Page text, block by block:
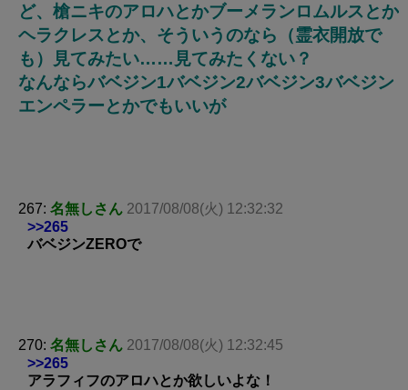
ど、槍ニキのアロハとかブーメランロムルスとか
ヘラクレスとか、そういうのなら（霊衣開放で
も）見てみたい……見てみたくない？
なんならバベジン1バベジン2バベジン3バベジン
エンペラーとかでもいいが
267: 名無しさん 2017/08/08(火) 12:32:32
>>265
バベジンZEROで
270: 名無しさん 2017/08/08(火) 12:32:45
>>265
アラフィフのアロハとか欲しいよな！